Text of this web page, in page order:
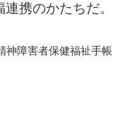
携のかたちだ。
神障害者保健福祉手帳